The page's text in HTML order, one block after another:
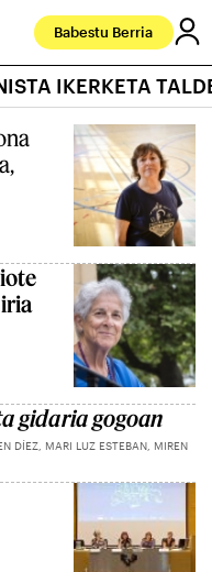
Babestu Berria
IKERKETA
gidaria gogoan
DÍEZ, MARI LUZ ESTEBAN, MIREN